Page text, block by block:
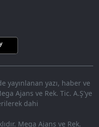
yayınlanan yazı, haber ve
Ajans ve Rek. Tic. A.Ş'ye
dahi
Mega Ajans ve Rek.